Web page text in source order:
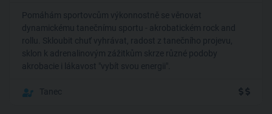
Pomáhám sportovcům výkonnostně se věnovat
dynamickému tanečnímu sportu - akrobatickém rock and
rollu. Skloubit chuť vyhrávat, radost z tanečního projevu,
sklon k adrenalinovým zážitkům skrze různé podoby
akrobacie i lákavost "vybít svou energii".
Tanec